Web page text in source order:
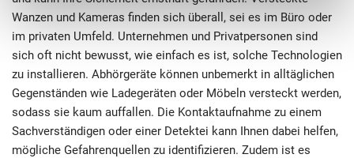
Wanzen und Kameras finden sich überall, sei es im Büro oder
im privaten Umfeld. Unternehmen und Privatpersonen sind
sich oft nicht bewusst, wie einfach es ist, solche Technologien
zu installieren. Abhörgeräte können unbemerkt in alltäglichen
Gegenständen wie Ladegeräten oder Möbeln versteckt werden,
sodass sie kaum auffallen. Die Kontaktaufnahme zu einem
Sachverständigen oder einer Detektei kann Ihnen dabei helfen,
mögliche Gefahrenquellen zu identifizieren. Zudem ist es